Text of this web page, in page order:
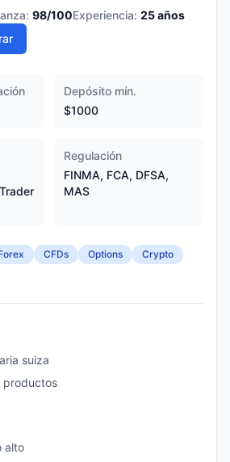
98/100Experiencia: 25años
Depósito mín.
$1000
Regulación
FINMA, FCA, DFSA,
MAS
CFDs Options
Crypto
suiza
productos
alto